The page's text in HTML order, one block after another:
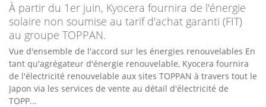
À partir du 1er juin, Kyocera fournira de l'énergie
solaire non soumise au tarif d'achat garanti (FIT)
au groupe TOPPAN.
Vue d'ensemble de l'accord sur les énergies renouvelables En
tant qu'agrégateur d'énergie renouvelable, Kyocera fournira
de l'électricité renouvelable aux sites TOPPAN à travers tout le
Japon via les services de vente au détail d'électricité de
TOPP...